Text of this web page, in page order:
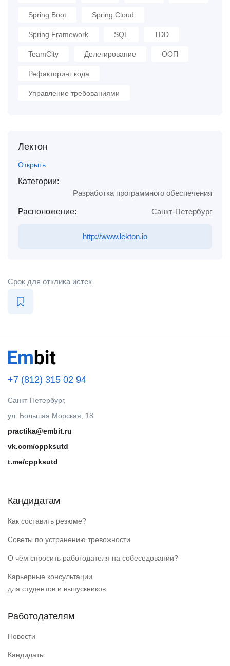
Spring Boot Spring Cloud
Spring Framework SQL TDD
TeamCity Делегирование ООП
Рефакторинг кода
Управление требованиями
Лектон
Открыть
Категории:
Разработка программного обеспечения
Расположение: Санкт-Петербург
http://www.lekton.io
Срок для отклика истек
+7 (812) 315 02 94
Санкт-Петербург,
ул. Большая Морская, 18
practika@embit.ru
vk.com/cppksutd
t.me/cppksutd
Кандидатам
Как составить резюме?
Советы по устранению тревожности
О чём спросить работодателя на собеседовании?
Карьерные консультации
для студентов и выпускников
Работодателям
Новости
Кандидаты